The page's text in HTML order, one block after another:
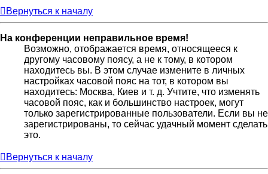
Вернуться к началу
На конференции неправильное время!
Возможно, отображается время, относящееся к
другому часовому поясу, а не к тому, в котором
находитесь вы. В этом случае измените в личных
настройках часовой пояс на тот, в котором вы
находитесь: Москва, Киев и т. д. Учтите, что изменять
часовой пояс, как и большинство настроек, могут
только зарегистрированные пользователи. Если вы не
зарегистрированы, то сейчас удачный момент сделать
это.
Вернуться к началу